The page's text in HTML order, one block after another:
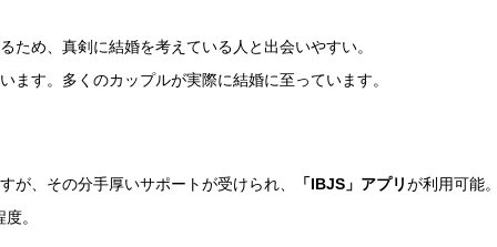
ため、真剣に結婚を考えている人と出会いやすい。
ます。多くのカップルが実際に結婚に至っています。
が、その分手厚いサポートが受けられ、 「IBJS」アプリが利用可能
。